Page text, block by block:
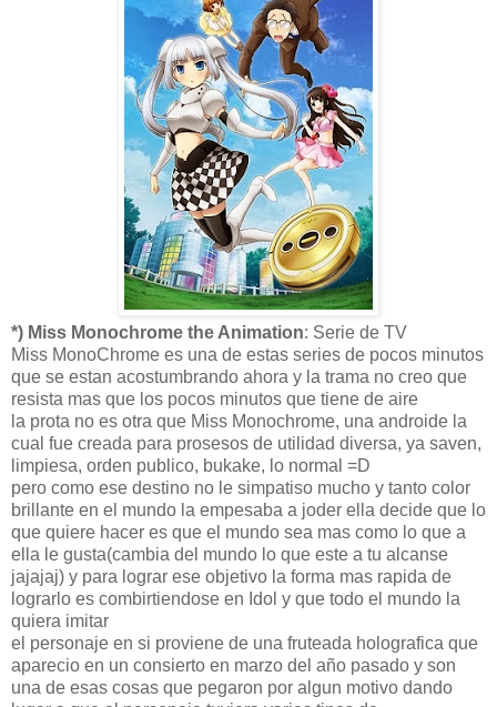
*) Miss Monochrome the Animation: Serie de TV
Miss MonoChrome es una de estas series de pocos minutos
que se estan acostumbrando ahora y la trama no creo que
resista mas que los pocos minutos que tiene de aire
la prota no es otra que Miss Monochrome, una androide la
cual fue creada para prosesos de utilidad diversa, ya saven,
limpiesa, orden publico, bukake, lo normal =D
pero como ese destino no le simpatiso mucho y tanto color
brillante en el mundo la empesaba a joder ella decide que lo
que quiere hacer es que el mundo sea mas como lo que a
ella le gusta(cambia del mundo lo que este a tu alcanse
jajajaj) y para lograr ese objetivo la forma mas rapida de
lograrlo es combirtiendose en Idol y que todo el mundo la
quiera imitar
el personaje en si proviene de una fruteada holografica que
aparecio en un consierto en marzo del año pasado y son
una de esas cosas que pegaron por algun motivo dando